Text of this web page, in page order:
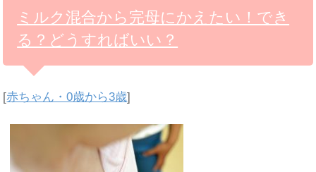
ミルク混合から完母にかえたい！でき
る？どうすればいい？
[赤ちゃん・0歳から3歳]